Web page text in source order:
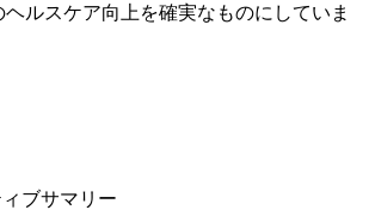
ルスケア向上を確実なものにしていま
ブサマリー